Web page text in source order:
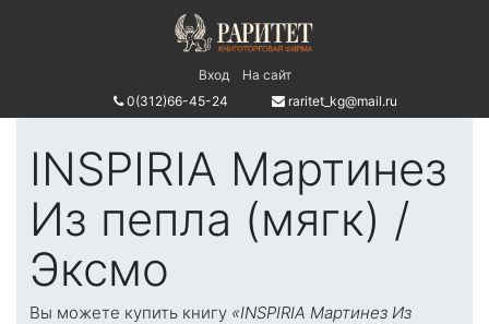
Вход
На сайт
0(312)66-45-24
raritet_kg@mail.ru
INSPIRIA Мартинез
Из пепла (мягк) /
Эксмо
Вы можете купить книгу «INSPIRIA Мартинез Из